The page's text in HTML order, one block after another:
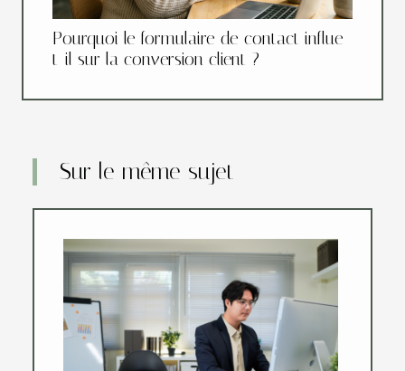
Pourquoi le formulaire de contact influe-
t-il sur la conversion client ?
Sur le même sujet